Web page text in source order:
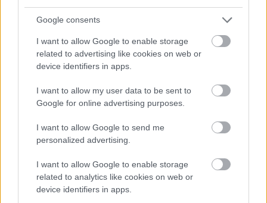
Google consents
I want to allow Google to enable storage
related to advertising like cookies on web or
device identifiers in apps.
I want to allow my user data to be sent to
Google for online advertising purposes.
I want to allow Google to send me
personalized advertising.
I want to allow Google to enable storage
related to analytics like cookies on web or
device identifiers in apps.